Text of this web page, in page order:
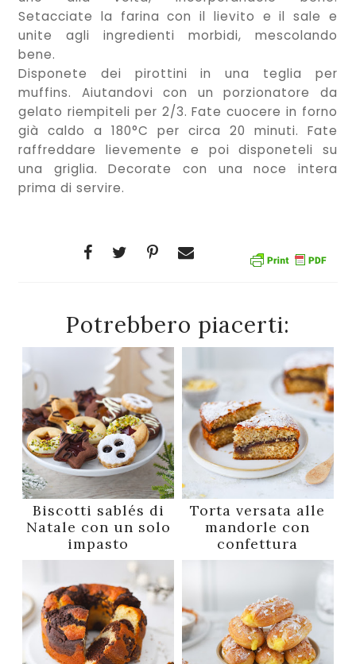
Setacciate la farina con il lievito e il sale e
unite agli ingredienti morbidi, mescolando
bene.
Disponete dei pirottini in una teglia per
muffins. Aiutandovi con un porzionatore da
gelato riempiteli per 2/3. Fate cuocere in forno
già caldo a 180°C per circa 20 minuti. Fate
raffreddare lievemente e poi disponeteli su
una griglia. Decorate con una noce intera
prima di servire.
Potrebbero piacerti:
Biscotti sablés di
Natale con un solo
impasto
Torta versata alle
mandorle con
confettura